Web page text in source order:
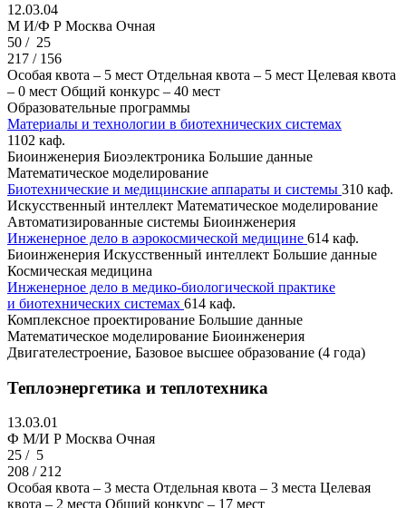
12.03.04
M И/Ф Р Москва Очная
50 / 25
217 / 156
Особая квота – 5 мест Отдельная квота – 5 мест Целевая квота
– 0 мест Общий конкурс – 40 мест
Образовательные программы
Материалы и технологии в биотехнических системах
1102 каф.
Биоинженерия Биоэлектроника Большие данные
Математическое моделирование
Биотехнические и медицинские аппараты и системы 310 каф.
Искусственный интеллект Математическое моделирование
Автоматизированные системы Биоинженерия
Инженерное дело в аэрокосмической медицине 614 каф.
Биоинженерия Искусственный интеллект Большие данные
Космическая медицина
Инженерное дело в медико-биологической практике
и биотехнических системах 614 каф.
Комплексное проектирование Большие данные
Математическое моделирование Биоинженерия
Двигателестроение, Базовое высшее образование (4 года)
Теплоэнергетика и теплотехника
13.03.01
Ф M/И Р Москва Очная
25 / 5
208 / 212
Особая квота – 3 места Отдельная квота – 3 места Целевая
квота – 2 места Общий конкурс – 17 мест